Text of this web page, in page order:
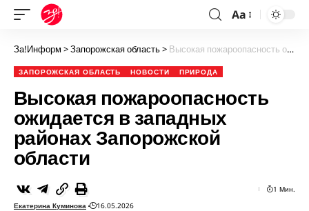
Aa
За!Информ >Запорожская область> Высокая пожароопасность ожидается в западных районах Запорожской области
ЗАПОРОЖСКАЯ ОБЛАСТЬ НОВОСТИ ПРИРОДА
Высокая пожароопасность
ожидается в западных
районах Запорожской
области
Екатерина Куминова 16.05.2026
1 Мин.